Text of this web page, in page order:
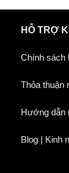
HỖ TRỢ
Chính sách
Thỏa thuận
Hướng dẫn
Blog | Kinh